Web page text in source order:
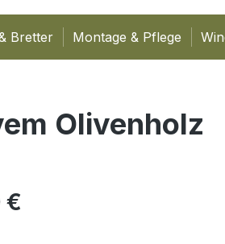
Bretter Montage & Pflege
Olivenholz
€